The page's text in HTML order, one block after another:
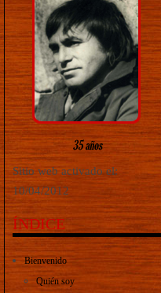
Sitio web activado el:
10/04/2012
ÍNDICE
Bienvenido
Quién soy